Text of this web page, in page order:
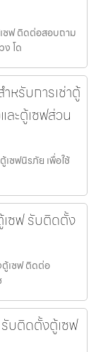
ซฟ ติดต่อสอบถาม
โด
หรับการเช่าตู้
ละตู้เซฟส่วน
ซฟนิรภัย เพื่อใช้
ซฟ รับติดตั้ง
เซฟ ติดต่อ
บติดตั้งตู้เซฟ